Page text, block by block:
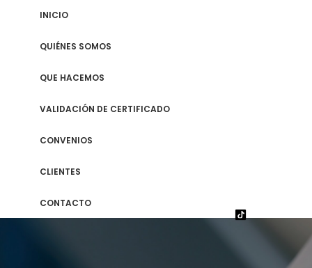
INICIO
QUIÉNES SOMOS
QUE HACEMOS
VALIDACIÓN DE CERTIFICADO
CONVENIOS
CLIENTES
CONTACTO